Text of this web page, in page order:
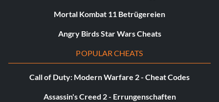
Mortal Kombat 11 Betrügereien
Angry Birds Star Wars Cheats
POPULAR CHEATS
Call of Duty: Modern Warfare 2 - Cheat Codes
Assassin's Creed 2 - Errungenschaften